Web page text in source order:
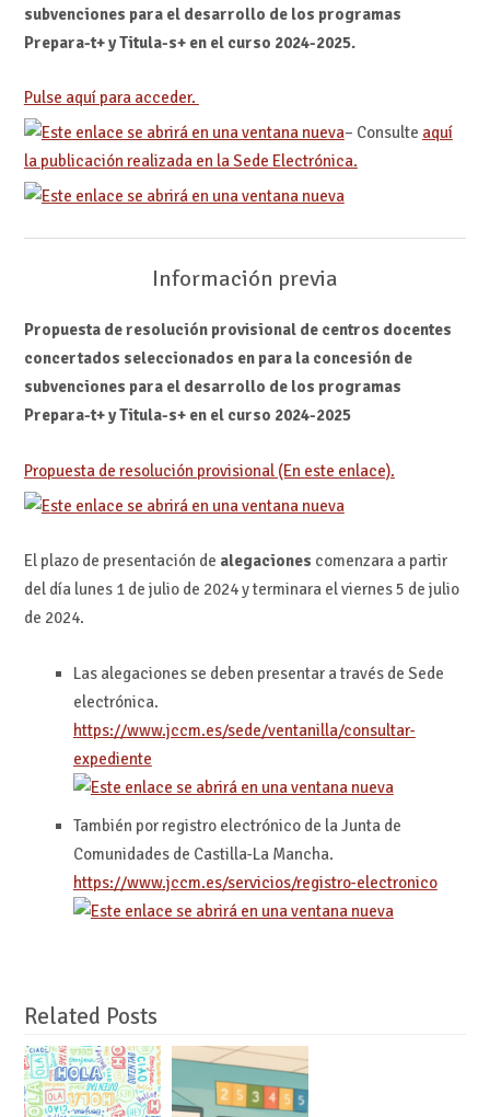
subvenciones para el desarrollo de los programas
Prepara-t+ y Titula-s+ en el curso 2024-2025.
Pulse aquí para acceder.
– Consulte aquí
la publicación realizada en la Sede Electrónica.
Información previa
Propuesta de resolución provisional de centros docentes
concertados seleccionados en para la concesión de
subvenciones para el desarrollo de los programas
Prepara-t+ y Titula-s+ en el curso 2024-2025
Propuesta de resolución provisional (En este enlace).
El plazo de presentación de alegaciones comenzara a partir
del día lunes 1 de julio de 2024 y terminara el viernes 5 de julio
de 2024.
Las alegaciones se deben presentar a través de Sede
electrónica.
https://www.jccm.es/sede/ventanilla/consultar-
expediente
También por registro electrónico de la Junta de
Comunidades de Castilla-La Mancha.
https://www.jccm.es/servicios/registro-electronico
Related Posts